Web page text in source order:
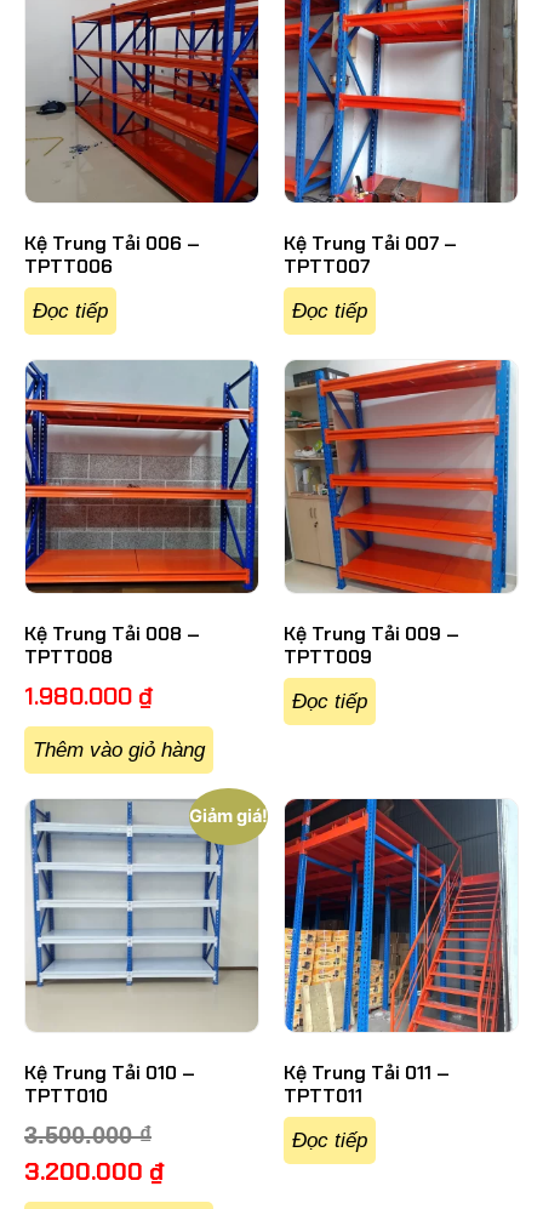
Kệ Trung Tải 006 –
TPTT006
Đọc tiếp
Kệ Trung Tải 007 –
TPTT007
Đọc tiếp
Kệ Trung Tải 008 –
TPTT008
1.980.000 ₫
Thêm vào giỏ hàng
Kệ Trung Tải 009 –
TPTT009
Đọc tiếp
Giảm giá!
Kệ Trung Tải 010 –
TPTT010
3.500.000₫
3.200.000 ₫
Kệ Trung Tải 011 –
TPTT011
Đọc tiếp